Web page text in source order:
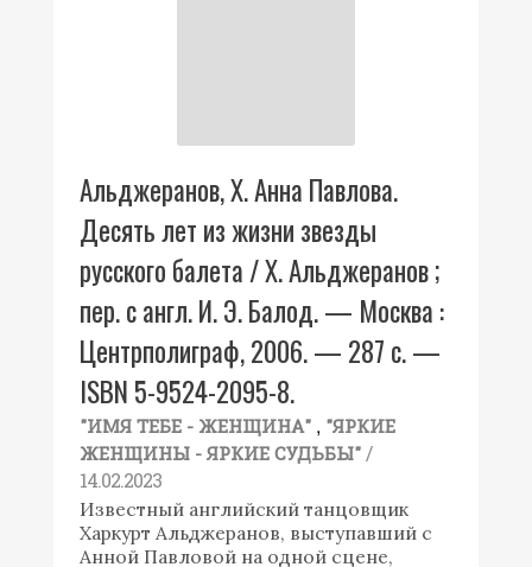
Альджеранов, Х. Анна Павлова.
Десять лет из жизни звезды
русского балета / Х. Альджеранов ;
пер. с англ. И. Э. Балод. — Москва :
Центрполиграф, 2006. — 287 с. —
ISBN 5-9524-2095-8.
"ИМЯ ТЕБЕ - ЖЕНЩИНА" , "ЯРКИЕ
ЖЕНЩИНЫ - ЯРКИЕ СУДЬБЫ" /
14.02.2023
Известный английский танцовщик
Харкурт Альджеранов, выступавший с
Анной Павловой на одной сцене,